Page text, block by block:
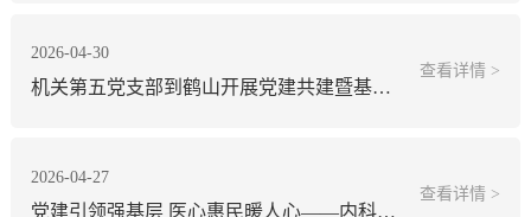
2026-04-30
机关第五党支部到鹤山开展党建共建暨基层义诊活动
查看详情 >
2026-04-27
党建引领强基层 医心惠民暖人心——内科党总支开展优质资源下基层活动
查看详情 >